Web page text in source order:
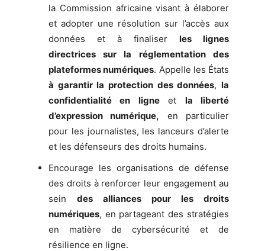
la Commission africaine visant à élaborer
et adopter une résolution sur l’accès aux
données et à finaliserles lignes
directrices sur la réglementation des
plateformes numériques. Appelle les États
à garantir la protection des données,la
confidentialité en ligneet la liberté
d’expression numérique, en particulier
pour les journalistes, les lanceurs d’alerte
et les défenseurs des droits humains.
Encourage les organisations de défense
des droits à renforcer leur engagement au
sein des alliances pour les droits
numériques, en partageant des stratégies
en matière de cybersécurité et de
résilience en ligne.